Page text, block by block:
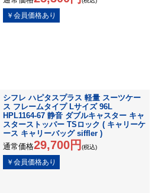
シフレ ハピタスプラス 軽量 スーツケー
ス フレームタイプ Lサイズ 96L
HPL1164-67 静音 ダブルキャスター キャ
スターストッパー TSロック ( キャリーケ
ース キャリーバッグ siffler )
通常価格29,700円 (税込)